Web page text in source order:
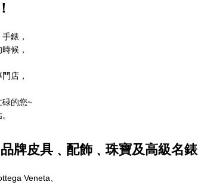
錶，
候，
店，
碌的您~
牌皮具﹑配飾﹑珠寶及高級名錶
Veneta、